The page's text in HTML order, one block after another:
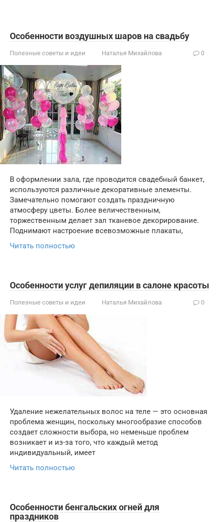
Особенности воздушных шаров на свадьбу
Полезные советы и идеи Наталья Михайлова 0
В оформлении зала, где проводится свадебный банкет,
используются различные декоративные элементы.
Замечательно помогают создать праздничную
атмосферу цветы. Более величественным,
торжественным делает зал тканевое декорирование.
Поднимают настроение всевозможные плакаты,
Читать полностью
Особенности услуг депиляции в салоне красоты
Полезные советы и идеи Наталья Михайлова 0
Удаление нежелательных волос на теле — это основная
проблема женщин, поскольку многообразие способов
создает сложности выбора, но неменьше проблем
возникает и из-за того, что каждый метод
индивидуальный, имеет
Читать полностью
Особенности бенгальских огней для
праздников